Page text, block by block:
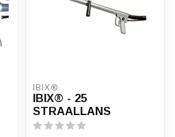
IBIX®
IBIX® - 25
STRAALLANS